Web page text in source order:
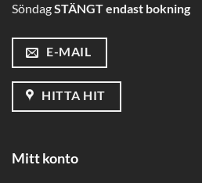
SöndagSTÄNGT endast bokning
E-MAIL
HITTA HIT
Mitt konto